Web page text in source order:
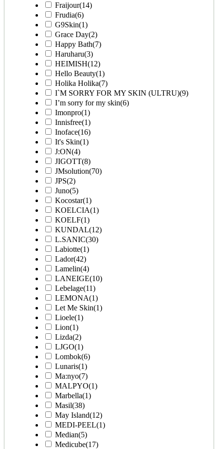
Fraijour(14)
Frudia(6)
G9Skin(1)
Grace Day(2)
Happy Bath(7)
Haruharu(3)
HEIMISH(12)
Hello Beauty(1)
Holika Holika(7)
I`M SORRY FOR MY SKIN (ULTRU)(9)
I’m sorry for my skin(6)
Imonpro(1)
Innisfree(1)
Inoface(16)
It's Skin(1)
J:ON(4)
JIGOTT(8)
JMsolution(70)
JPS(2)
Juno(5)
Kocostar(1)
KOELCIA(1)
KOELF(1)
KUNDAL(12)
L.SANIC(30)
Labiotte(1)
Lador(42)
Lamelin(4)
LANEIGE(10)
Lebelage(11)
LEMONA(1)
Let Me Skin(1)
Lioele(1)
Lion(1)
Lizda(2)
LJGO(1)
Lombok(6)
Lunaris(1)
Ma:nyo(7)
MALPYO(1)
Marbella(1)
Masil(38)
May Island(12)
MEDI-PEEL(1)
Median(5)
Medicube(17)